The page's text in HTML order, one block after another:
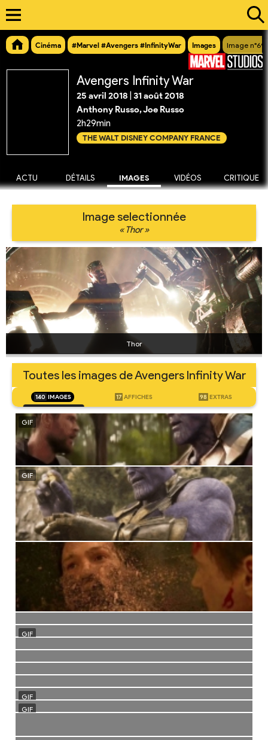
Cinéma #Marvel #Avengers #InfinityWar Images Image
Avengers Infinity War
25 avril 2018 31 août 2018
Anthony Russo, Joe Russo
2h29min
THE WALT DISNEY COMPANY FRANCE
ACTU DÉTAILS IMAGES VIDÉOS CRITIQUE
Image selectionnée
« Thor »
Thor
Toutes les images de Avengers Infinity War
140 IMAGES 17 AFFICHES 98 EXTRAS